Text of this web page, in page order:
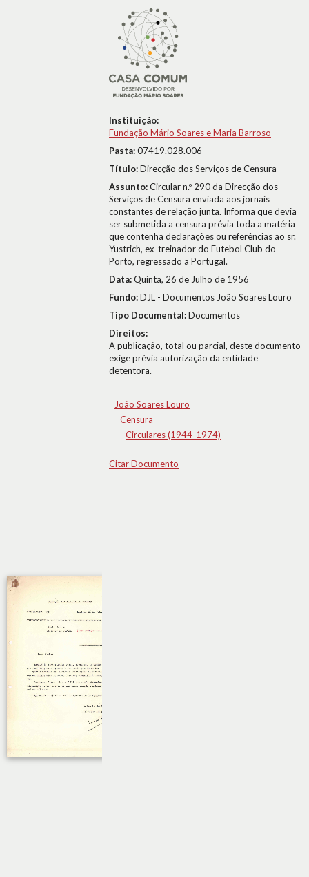
Instituição:
Fundação Mário Soares e Maria Barroso
Pasta:07419.028.006
Título:Direcção dos Serviços de Censura
Assunto:Circular n.º 290 da Direcção dos
Serviços de Censura enviada aos jornais
constantes de relação junta. Informa que devia
ser submetida a censura prévia toda a matéria
que contenha declarações ou referências ao sr.
Yustrich, ex-treinador do Futebol Club do
Porto, regressado a Portugal.
Data:Quinta, 26 de Julho de 1956
Fundo:DJL - Documentos João Soares Louro
Tipo Documental:Documentos
Direitos:
A publicação, total ou parcial, deste documento
exige prévia autorização da entidade
detentora.
João Soares Louro
Censura
Circulares (1944-1974)
Citar Documento